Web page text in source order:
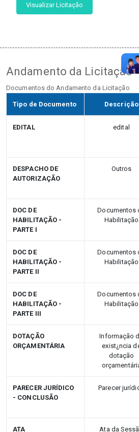
Visualizar Licitação
Andamento da Licitação
Documentos do Andamento da Licitação
Tipo de Documento Descrição
EDITAL
edital
DESPACHO DE
AUTORIZAÇÃO
Outros
DOC DE
HABILITAÇÃO -
PARTE I
Documentos
Habilitação
DOC DE
HABILITAÇÃO -
PARTE II
Documentos
Habilitação
DOC DE
HABILITAÇÃO -
PARTE III
Documentos
Habilitação
DOTAÇÃO
ORÇAMENTÁRIA
Informação
exist¿ncia
dotação
PARECER JURÍDICO
- CONCLUSÃO
Parecer
ATA
Ata da